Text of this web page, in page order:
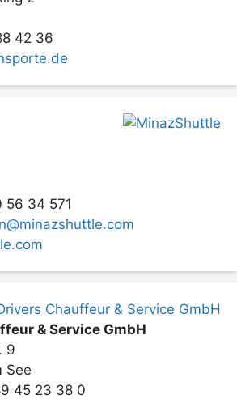
42 36
56 34 571
& Service GmbH
9
See
45 23 38 0